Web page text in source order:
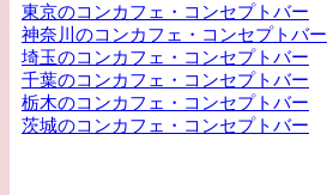
東京のコンカフェ・コンセプトバー
神奈川のコンカフェ・コンセプトバー
埼玉のコンカフェ・コンセプトバー
千葉のコンカフェ・コンセプトバー
栃木のコンカフェ・コンセプトバー
茨城のコンカフェ・コンセプトバー